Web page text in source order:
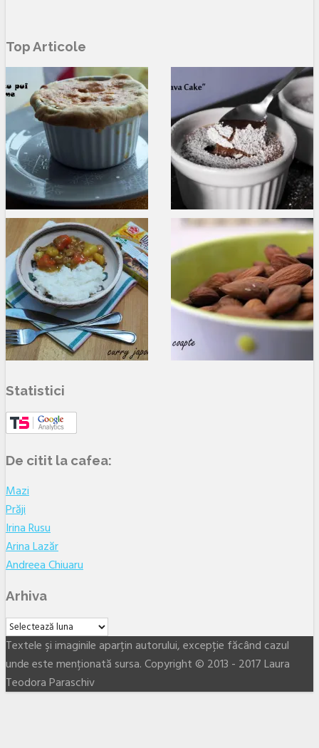
Top Articole
Statistici
De citit la cafea:
Mazi
Prăji
Irina Rusu
Arina Lazăr
Andreea Chiuaru
Arhiva
Arhiva
Textele şi imaginile aparţin autorului, excepţie făcând cazul
unde este menţionată sursa. Copyright © 2013 - 2017 Laura
Teodora Paraschiv